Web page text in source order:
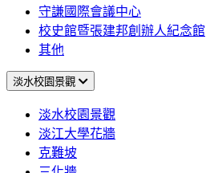
守謙國際會議中心
校史館暨張建邦創辦人紀念館
其他
淡水校園景觀
淡水校園景觀
淡江大學花牆
克難坡